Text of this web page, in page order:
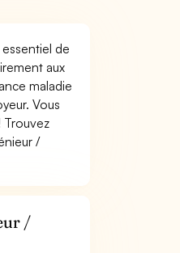
de
aux
maladie
Vous
/
/